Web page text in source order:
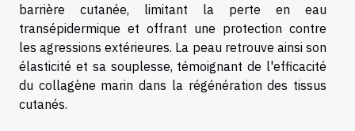
barrière cutanée, limitant la perte en eau
transépidermique et offrant une protection contre
les agressions extérieures. La peau retrouve ainsi son
élasticité et sa souplesse, témoignant de l'efficacité
du collagène marin dans la régénération des tissus
cutanés.